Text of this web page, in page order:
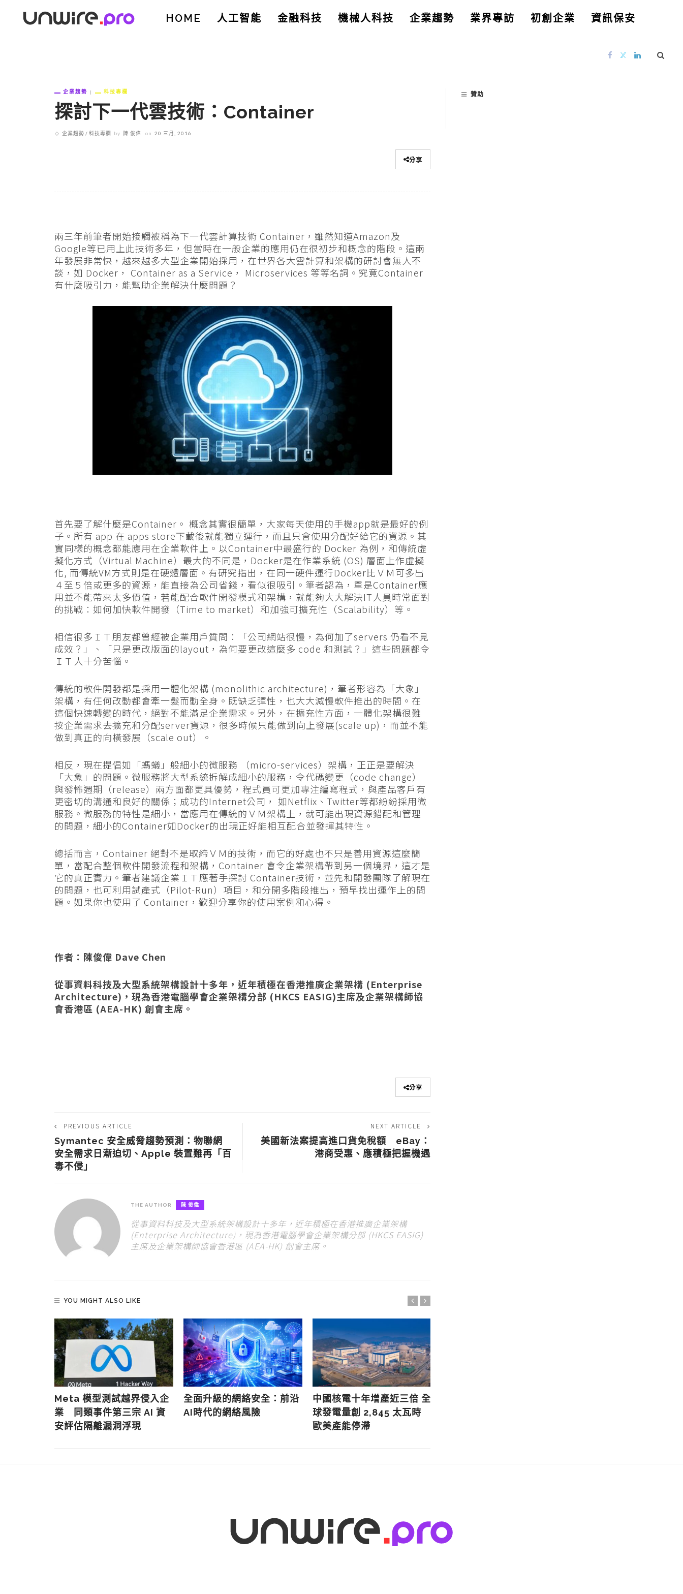
HOME 人工智能 金融科技 機械人科技 企業趨勢 業界專訪 初創企業 資訊保安
企業趨勢 科技專欄
探討下一代雲技術：Container
企業趨勢 科技專欄 by 陳 俊偉 on 20 三月, 2016
分享
兩三年前筆者開始接觸被稱為下一代雲計算技術 Container，雖然知道Amazon及
Google等已用上此技術多年，但當時在一般企業的應用仍在很初步和概念的階段。這兩
年發展非常快，越來越多大型企業開始採用，在世界各大雲計算和架構的研討會無人不
談，如 Docker， Container as a Service， Microservices 等等名詞。究竟Container
有什麼吸引力，能幫助企業解決什麼問題？
首先要了解什麼是Container。 概念其實很簡單，大家每天使用的手機app就是最好的例
子。所有 app 在 apps store下載後就能獨立運行，而且只會使用分配好給它的資源。其
實同樣的概念都能應用在企業軟件上。以Container中最盛行的 Docker 為例，和傳統虛
擬化方式（Virtual Machine）最大的不同是，Docker是在作業系統 (OS) 層面上作虛擬
化, 而傳統VM方式則是在硬體層面。有研究指出，在同一硬件運行Docker比ＶＭ可多出
４至５倍或更多的資源，能直接為公司省錢，看似很吸引。筆者認為，單是Container應
用並不能帶來太多價值，若能配合軟件開發模式和架構，就能夠大大解決IT人員時常面對
的挑戰：如何加快軟件開發（Time to market）和加強可擴充性（Scalability）等。
相信很多ＩＴ朋友都曾經被企業用戶質問：「公司網站很慢，為何加了servers 仍看不見
成效？」、「只是更改版面的layout，為何要更改這麼多 code 和測試？」這些問題都令
ＩＴ人十分苦惱。
傳統的軟件開發都是採用一體化架構 (monolithic architecture)，筆者形容為「大象」
架構，有任何改動都會牽一髮而動全身。既缺乏彈性，也大大減慢軟件推出的時間。在
這個快速轉變的時代，絕對不能滿足企業需求。另外，在擴充性方面，一體化架構很難
按企業需求去擴充和分配server資源，很多時候只能做到向上發展(scale up)，而並不能
做到真正的向橫發展（scale out）。
相反，現在提倡如「螞蟻」般細小的微服務 （micro-services）架構，正正是要解決
「大象」的問題。微服務將大型系統拆解成細小的服務，令代碼變更（code change）
與發怖週期（release）兩方面都更具優勢，程式員可更加專注編寫程式，與產品客戶有
更密切的溝通和良好的關係；成功的Internet公司， 如Netflix、Twitter等都紛紛採用微
服務。微服務的特性是細小，當應用在傳統的ＶＭ架構上，就可能出現資源錯配和管理
的問題，細小的Container如Docker的出現正好能相互配合並發揮其特性。
總括而言，Container 絕對不是取締ＶＭ的技術，而它的好處也不只是善用資源這麼簡
單，當配合整個軟件開發流程和架構，Container 會令企業架構帶到另一個境界，這才是
它的真正實力。筆者建議企業ＩＴ應著手探討 Container技術，並先和開發團隊了解現在
的問題，也可利用試產式（Pilot-Run）項目，和分開多階段推出，預早找出運作上的問
題。如果你也使用了 Container，歡迎分享你的使用案例和心得。
作者：陳俊偉 Dave Chen
從事資料科技及大型系統架構設計十多年，近年積極在香港推廣企業架構 (Enterprise
Architecture)，現為香港電腦學會企業架構分部 (HKCS EASIG)主席及企業架構師協
會香港區 (AEA-HK) 創會主席。
分享
PREVIOUS ARTICLE
Symantec 安全威脅趨勢預測：物聯網
安全需求日漸迫切、Apple 裝置難再「百
毒不侵」
NEXT ARTICLE
美國新法案提高進口貨免稅額 eBay：
港商受惠、應積極把握機遇
THE AUTHOR 陳 俊偉
從事資料科技及大型系統架構設計十多年，近年積極在香港推廣企業架構
(Enterprise Architecture)，現為香港電腦學會企業架構分部 (HKCS EASIG)
主席及企業架構師協會香港區 (AEA-HK) 創會主席。
YOU MIGHT ALSO LIKE
Meta 模型測試越界侵入企
業 同類事件第三宗 AI 資
安評估隔離漏洞浮現
全面升級的網絡安全：前沿
AI時代的網絡風險
中國核電十年增產近三倍 全
球發電量創 2,845 太瓦時
歐美產能停滯
贊助